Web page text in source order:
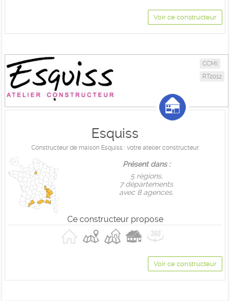
Voir ce constructeur
CCMI
RT2012
Esquiss
Constructeur de maison Esquiss : votre atelier constructeur.
Présent dans :
5 règions,
7 départements
avec 8 agences.
Ce constructeur propose
Voir ce constructeur